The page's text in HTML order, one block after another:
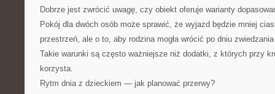
Dobrze jest zwrócić uwagę, czy obiekt oferuje warianty
Pokój dla dwóch osób może sprawić, że wyjazd będzie mniej
przestrzeń, ale o to, aby rodzina mogła wrócić po dniu
Takie warunki są często ważniejsze niż dodatki, z których przy
korzysta.
Rytm dnia z dzieckiem — jak planować przerwy?